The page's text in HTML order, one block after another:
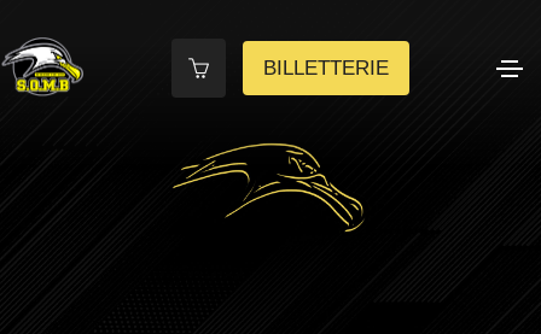
BILLETTERIE